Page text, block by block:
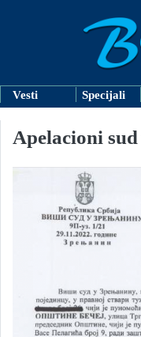
Vesti Specijali
Apelacioni